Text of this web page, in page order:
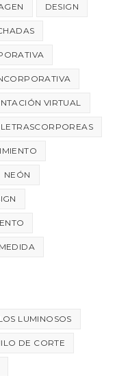
DESIGN
VIRTUAL
LETRASCORPOREAS
NEÓN
LUMINOSOS
DE CORTE